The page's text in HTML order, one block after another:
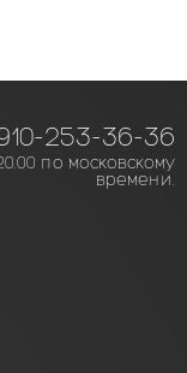
253-36-36
по московскому
времени.